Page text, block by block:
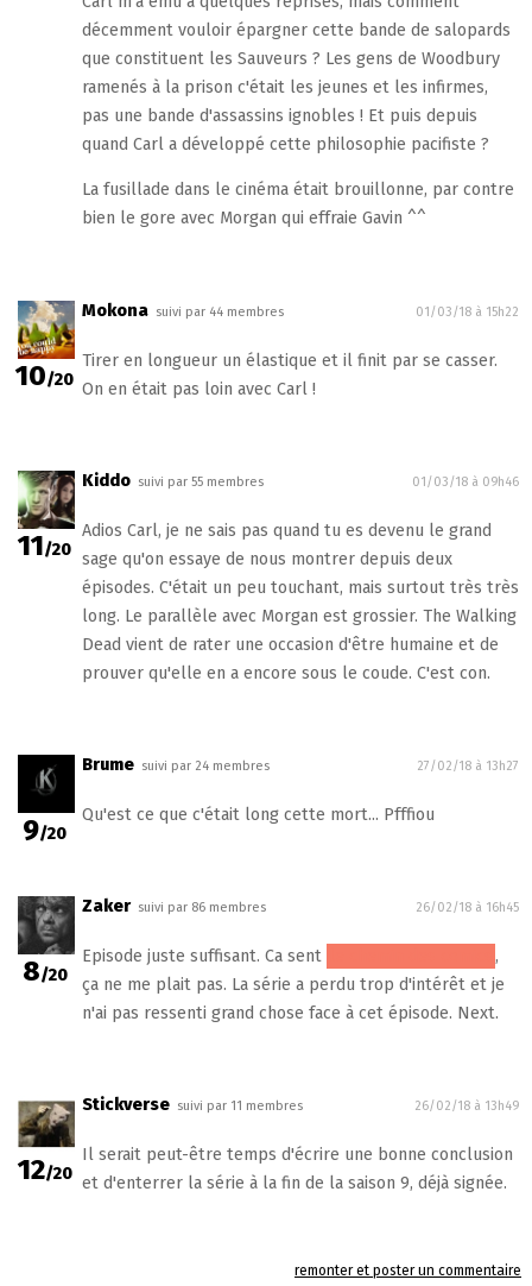
décemment vouloir épargner cette bande de salopards
que constituent les Sauveurs ? Les gens de Woodbury
ramenés à la prison c'était les jeunes et les infirmes,
pas une bande d'assassins ignobles ! Et puis depuis
quand Carl a développé cette philosophie pacifiste ?
La fusillade dans le cinéma était brouillonne, par contre
bien le gore avec Morgan qui effraie Gavin ^^
10/20
Mokona suivi par 44 membres 01/03/18 à 15h22
Tirer en longueur un élastique et il finit par se casser.
On en était pas loin avec Carl !
11/20
Kiddo suivi par 55 membres 01/03/18 à 09h46
Adios Carl, je ne sais pas quand tu es devenu le grand
sage qu'on essaye de nous montrer depuis deux
épisodes. C'était un peu touchant, mais surtout très très
long. Le parallèle avec Morgan est grossier. The Walking
Dead vient de rater une occasion d'être humaine et de
prouver qu'elle en a encore sous le coude. C'est con.
9/20
Brume suivi par 24 membres 27/02/18 à 13h27
Qu'est ce que c'était long cette mort... Pfffiou
8/20
Zaker suivi par 86 membres 26/02/18 à 16h45
Episode juste suffisant. Ca sent
,
ça ne me plait pas. La série a perdu trop d'intérêt et je
n'ai pas ressenti grand chose face à cet épisode. Next.
12/20
Stickverse suivi par 11 membres 26/02/18 à 13h49
Il serait peut-être temps d'écrire une bonne conclusion
et d'enterrer la série à la fin de la saison 9, déjà signée.
remonter et poster un commentaire